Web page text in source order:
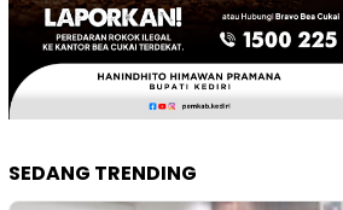
SEDANG TRENDING